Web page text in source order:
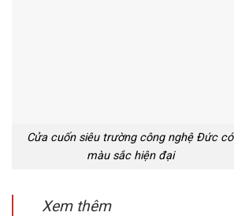
Cửa cuốn siêu trường công nghệ Đức có
màu sắc hiện đại
Xem thêm